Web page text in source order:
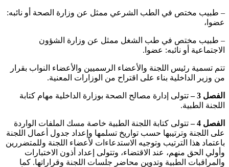
– طبيب مختص في الطب الشرعي ممثل عن وزارة الصحة أو نائبه:
عضوا،
– طبيب مختص في طب الشغل ممثل عن وزارة الشؤون
الاجتماعية أو نائبه: عضوا.
تتم تسمية رئيس اللجنة والأعضاء الرسميين والأعضاء النواب بقرار
من وزير الداخلية بناء على اقتراح من الوزارات المعنية.
الفصل 3 –
تتولى إدارة مصالح الصحة بوزارة الداخلية مهام كتابة
اللجنة الطبية.
الفصل 4 –
تتولى كتابة اللجنة الطبية خاصة مسك الملفات الواردة
على اللجنة وترتيبها حسب تواريخ تسلمها وإعداد جدول أعمال اللجنة
باعتماد هذا الترتيب وتوجيه الاستدعاءات لأعضاء اللجنة وللمتضررين
وأولي الحق منهم، عند الاقتضاء، وتتولى إعداد أذون الاختبارات
والمراقبات الطبية وتدوين محاضر جلسات اللجنة وقراراتها. كما